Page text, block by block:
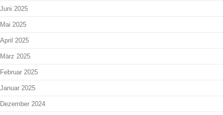
Juni 2025
Mai 2025
April 2025
März 2025
Februar 2025
Januar 2025
Dezember 2024